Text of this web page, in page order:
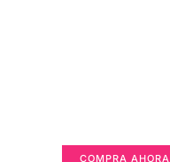
COMPRA AHORA